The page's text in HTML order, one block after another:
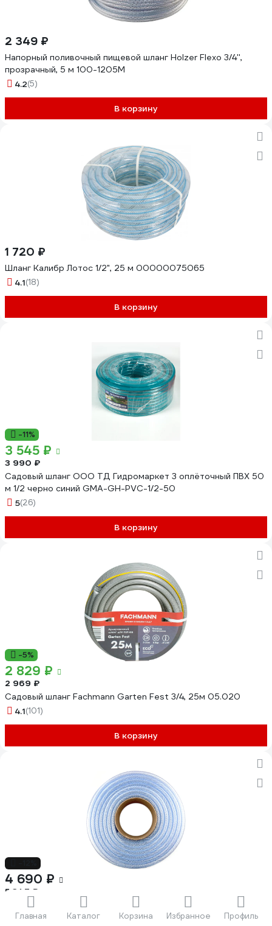
Главная Каталог Корзина Избранное Профиль
2 349 ₽
Напорный поливочный пищевой шланг Holzer Flexo 3/4'',
прозрачный, 5 м 100-1205M
4.2(5)
В корзину
1 720 ₽
Шланг Калибр Лотос 1/2", 25 м 00000075065
4.1(18)
В корзину
-11%
3 545 ₽
3 990 ₽
Садовый шланг ООО ТД Гидромаркет 3 оплёточный ПВХ 50
м 1/2 черно синий GMA-GH-PVC-1/2-50
5(26)
В корзину
-5%
2 829 ₽
2 969 ₽
Садовый шланг Fachmann Garten Fest 3/4, 25м 05.020
4.1(101)
В корзину
4 690 ₽
5 347 ₽
Прозрачный армированный шланг Профитт 9х15 мм, 40 м
7760350-1